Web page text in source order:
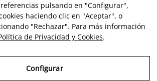
pulsando en "Configurar",
haciendo clic en "Aceptar", o
"Rechazar". Para más información
de Privacidad y Cookies.
Configurar